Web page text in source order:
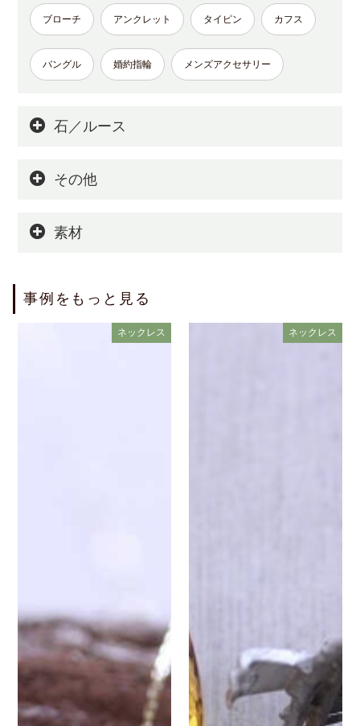
ブローチ アンクレット タイピン カフス
バングル 婚約指輪 メンズアクセサリー
石／ルース
その他
素材
事例をもっと見る
ネックレス ネックレス